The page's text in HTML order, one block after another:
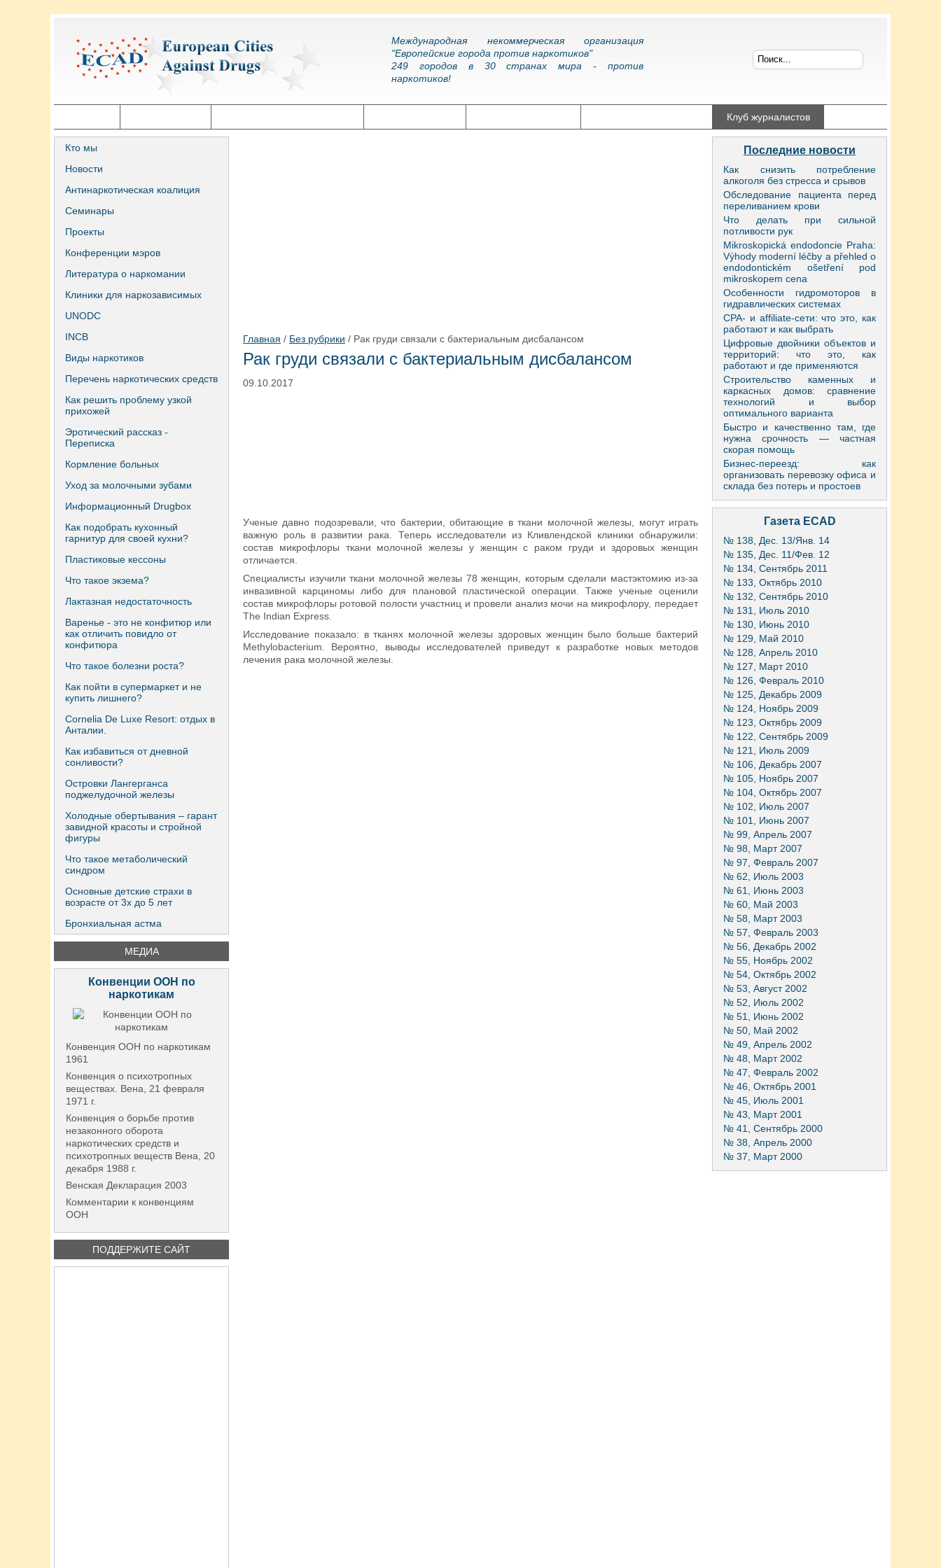
Международная некоммерческая организация
"Европейские города против наркотиков"
249 городов в 30 странах мира - против
наркотиков!
Клуб журналистов
Кто мы
Новости
Антинаркотическая коалиция
Семинары
Проекты
Конференции мэров
Литература о наркомании
Клиники для наркозависимых
UNODC
INCB
Виды наркотиков
Перечень наркотических средств
Как решить проблему узкой
прихожей
Эротический рассказ -
Переписка
Кормление больных
Уход за молочными зубами
Информационный Drugbox
Как подобрать кухонный
гарнитур для своей кухни?
Пластиковые кессоны
Что такое экзема?
Лактазная недостаточность
Варенье - это не конфитюр или
как отличить повидло от
конфитюра
Что такое болезни роста?
Как пойти в супермаркет и не
купить лишнего?
Сornelia De Luxe Resort: отдых в
Анталии.
Как избавиться от дневной
сонливости?
Островки Лангерганса
поджелудочной железы
Холодные обертывания – гарант
завидной красоты и стройной
фигуры
Что такое метаболический
синдром
Основные детские страхи в
возрасте от 3х до 5 лет
Бронхиальная астма
МЕДИА
Конвенции ООН по
наркотикам
Конвенция ООН по наркотикам
1961
Конвенция о психотропных
веществах. Вена, 21 февраля
1971 г.
Конвенция о борьбе против
незаконного оборота
наркотических средств и
психотропных веществ Вена, 20
декабря 1988 г.
Венская Декларация 2003
Комментарии к конвенциям
ООН
ПОДДЕРЖИТЕ САЙТ
Главная / Без рубрики / Рак груди связали с бактериальным дисбалансом
Рак груди связали с бактериальным дисбалансом
09.10.2017
Ученые давно подозревали, что бактерии, обитающие в ткани молочной железы, могут играть
важную роль в развитии рака. Теперь исследователи из Кливлендской клиники обнаружили:
состав микрофлоры ткани молочной железы у женщин с раком груди и здоровых женщин
отличается.
Специалисты изучили ткани молочной железы 78 женщин, которым сделали мастэктомию из-за
инвазивной карциномы либо для плановой пластической операции. Также ученые оценили
состав микрофлоры ротовой полости участниц и провели анализ мочи на микрофлору, передает
The Indian Express.
Исследование показало: в тканях молочной железы здоровых женщин было больше бактерий
Methylobacterium. Вероятно, выводы исследователей приведут к разработке новых методов
лечения рака молочной железы.
Последние новости
Как снизить потребление
алкоголя без стресса и срывов
Обследование пациента перед
переливанием крови
Что делать при сильной
потливости рук
Mikroskopická endodoncie Praha:
Výhody moderní léčby a přehled o
endodontickém ošetření pod
mikroskopem cena
Особенности гидромоторов в
гидравлических системах
CPA- и affiliate-сети: что это, как
работают и как выбрать
Цифровые двойники объектов и
территорий: что это, как
работают и где применяются
Строительство каменных и
каркасных домов: сравнение
технологий и выбор
оптимального варианта
Быстро и качественно там, где
нужна срочность — частная
скорая помощь
Бизнес-переезд: как
организовать перевозку офиса и
склада без потерь и простоев
Газета ECAD
№ 138, Дес. 13/Янв. 14
№ 135, Дес. 11/Фев. 12
№ 134, Сентябрь 2011
№ 133, Октябрь 2010
№ 132, Сентябрь 2010
№ 131, Июль 2010
№ 130, Июнь 2010
№ 129, Май 2010
№ 128, Апрель 2010
№ 127, Март 2010
№ 126, Февраль 2010
№ 125, Декабрь 2009
№ 124, Ноябрь 2009
№ 123, Октябрь 2009
№ 122, Сентябрь 2009
№ 121, Июль 2009
№ 106, Декабрь 2007
№ 105, Ноябрь 2007
№ 104, Октябрь 2007
№ 102, Июль 2007
№ 101, Июнь 2007
№ 99, Апрель 2007
№ 98, Март 2007
№ 97, Февраль 2007
№ 62, Июль 2003
№ 61, Июнь 2003
№ 60, Май 2003
№ 58, Март 2003
№ 57, Февраль 2003
№ 56, Декабрь 2002
№ 55, Ноябрь 2002
№ 54, Октябрь 2002
№ 53, Август 2002
№ 52, Июль 2002
№ 51, Июнь 2002
№ 50, Май 2002
№ 49, Апрель 2002
№ 48, Март 2002
№ 47, Февраль 2002
№ 46, Октябрь 2001
№ 45, Июль 2001
№ 43, Март 2001
№ 41, Сентябрь 2000
№ 38, Апрель 2000
№ 37, Март 2000